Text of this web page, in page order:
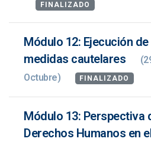
FINALIZADO
Módulo 12: Ejecución
medidas cautelares
Octubre)
FINALIZADO
Módulo 13: Perspectiva
Derechos Humanos en